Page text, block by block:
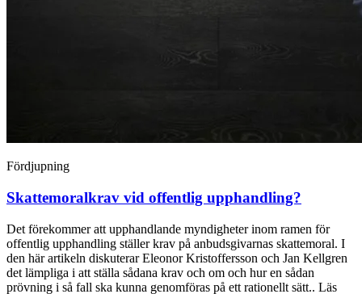
Fördjupning
Skattemoralkrav vid offentlig upphandling?
Det förekommer att upphandlande myndigheter inom ramen för
offentlig upphandling ställer krav på anbudsgivarnas skattemoral. I
den här artikeln diskuterar Eleonor Kristoffersson och Jan Kellgren
det lämpliga i att ställa sådana krav och om och hur en sådan
prövning i så fall ska kunna genomföras på ett rationellt sätt.. Läs